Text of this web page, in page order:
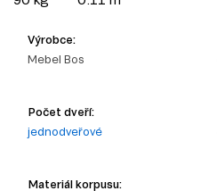
Výrobce:
Mebel Bos
Počet dveří:
jednodveřové
Materiál korpusu: